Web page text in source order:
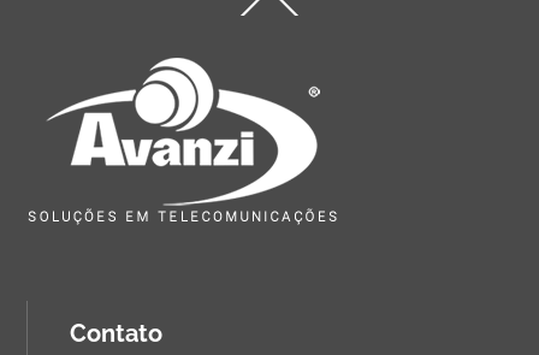
To
Contato